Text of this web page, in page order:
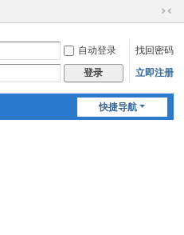
切
到
窄
自动登录
找回密码
登录 立即注册
快捷导航